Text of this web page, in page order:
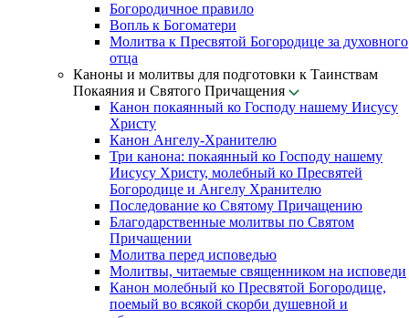
Богородичное правило
Вопль к Богоматери
Молитва к Пресвятой Богородице за духовного
отца
Каноны и молитвы для подготовки к Таинствам
Покаяния и Святого Причащения
Канон покаянный ко Господу нашему Иисусу
Христу
Канон Ангелу-Хранителю
Три канона: покаянный ко Господу нашему
Иисусу Христу, молебный ко Пресвятей
Богородице и Ангелу Хранителю
Последование ко Святому Причащению
Благодарственные молитвы по Святом
Причащении
Молитва перед исповедью
Молитвы, читаемые священником на исповеди
Канон молебный ко Пресвятой Богородице,
поемый во всякой скорби душевной и